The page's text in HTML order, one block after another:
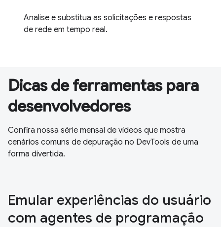
Analise e substitua as solicitações e respostas
de rede em tempo real.
Dicas de ferramentas para
desenvolvedores
Confira nossa série mensal de vídeos que mostra
cenários comuns de depuração no DevTools de uma
forma divertida.
Emular experiências do usuário
com agentes de programação